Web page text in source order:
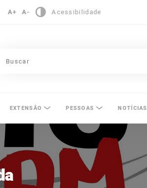
A+ A- Acessibilidade
EXTENSÃO PESSOAS NOTÍCIAS